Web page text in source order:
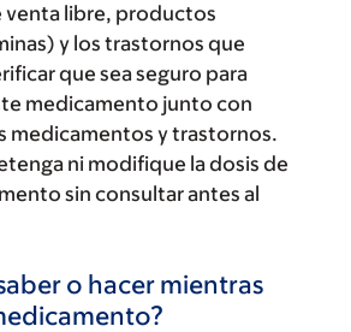
venta libre, productos
y los trastornos que
que sea seguro para
medicamento junto con
medicamentos y trastornos.
ni modifique la dosis de
sin consultar antes al
o hacer mientras